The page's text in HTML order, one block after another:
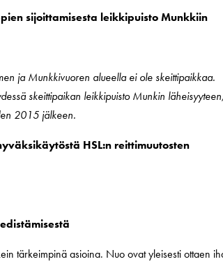
sijoittamisesta leikkipuisto Munkkiin
ja Munkkivuoren alueella ei ole skeittipaikkaa.
skeittipaikan leikkipuisto Munkin
2015 jälkeen.
HSL:n reittimuutosten
tärkeimpinä asioina. Nuo ovat yleisesti ottaen